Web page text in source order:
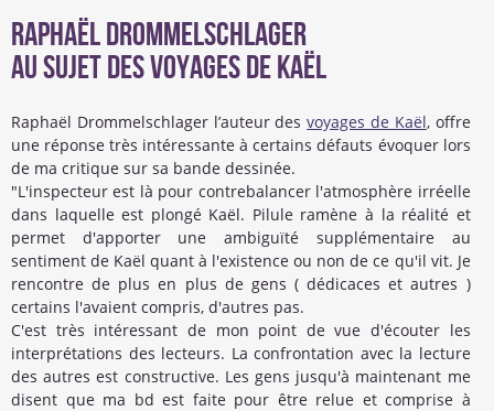
Raphaël Drommelschlager
Au sujet des voyages de Kaël
Raphaël Drommelschlager l’auteur desvoyages de Kaël, offre
une réponse très intéressante à certains défauts évoquer lors
de ma critique sur sa bande dessinée.
"L'inspecteur est là pour contrebalancer l'atmosphère irréelle
dans laquelle est plongé Kaël. Pilule ramène à la réalité et
permet d'apporter une ambiguïté supplémentaire au
sentiment de Kaël quant à l'existence ou non de ce qu'il vit. Je
rencontre de plus en plus de gens ( dédicaces et autres )
certains l'avaient compris, d'autres pas.
C'est très intéressant de mon point de vue d'écouter les
interprétations des lecteurs. La confrontation avec la lecture
des autres est constructive. Les gens jusqu'à maintenant me
disent que ma bd est faite pour être relue et comprise à